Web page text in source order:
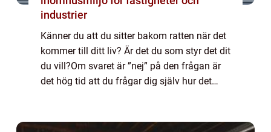
industrier
Känner du att du sitter bakom ratten när det
kommer till ditt liv? Är det du som styr det dit
du vill?Om svaret är ”nej” på den frågan är
det hög tid att du frågar dig själv hur det